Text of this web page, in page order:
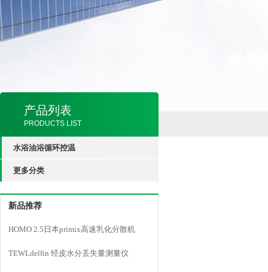
产品列表
PRODUCTS LIST
水浴油浴循环控温
更多分类
新品推荐
HOMO 2.5日本primix高速乳化分散机
TEWLdelfin 经皮水分丢失量测量仪